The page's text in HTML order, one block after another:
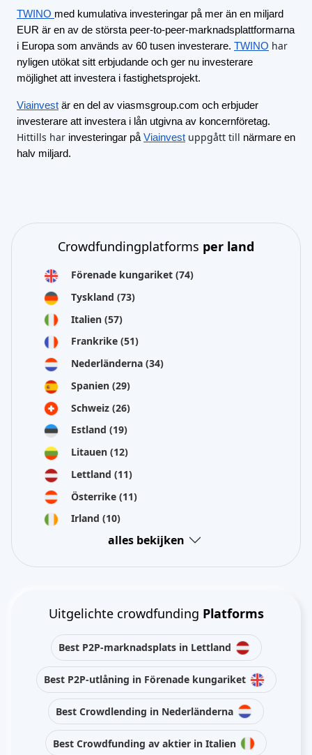
TWINO med kumulativa investeringar på mer än en miljard
EUR är en av de största peer-to-peer-marknadsplattformarna
i Europa som används av 60 tusen investerare. TWINO har
nyligen utökat sitt erbjudande och ger nu investerare
möjlighet att investera i fastighetsprojekt.
Viainvest är en del av viasmsgroup.com och erbjuder
investerare att investera i lån utgivna av koncernföretag.
Hittills har investeringar på Viainvest uppgått till närmare en
halv miljard.
Crowdfundingplatforms per land
Förenade kungariket (74)
Tyskland (73)
Italien (57)
Frankrike (51)
Nederländerna (34)
Spanien (29)
Schweiz (26)
Estland (19)
Litauen (12)
Lettland (11)
Österrike (11)
Irland (10)
alles bekijken
Uitgelichte crowdfunding Platforms
Best P2P-marknadsplats in Lettland
Best P2P-utlåning in Förenade kungariket
Best Crowdlending in Nederländerna
Best Crowdfunding av aktier in Italien